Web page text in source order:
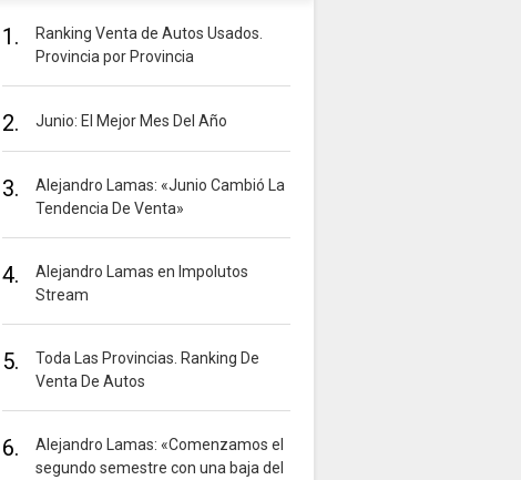
1.
Ranking Venta de Autos Usados.
Provincia por Provincia
2. Junio: El Mejor Mes Del Año
3.
Alejandro Lamas: «Junio Cambió La
Tendencia De Venta»
4.
Alejandro Lamas en Impolutos
Stream
5.
Toda Las Provincias. Ranking De
Venta De Autos
6.
Alejandro Lamas: «Comenzamos el
segundo semestre con una baja del